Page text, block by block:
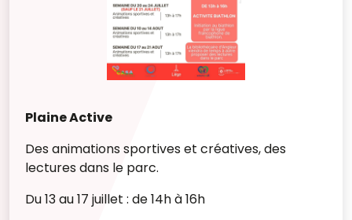
Plaine Active
Des animations sportives et créatives, des
lectures dans le parc.
Du 13 au 17 juillet : de 14h à 16h